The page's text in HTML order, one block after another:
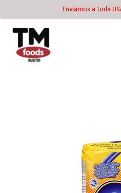
Enviamos a toda
al
contenido